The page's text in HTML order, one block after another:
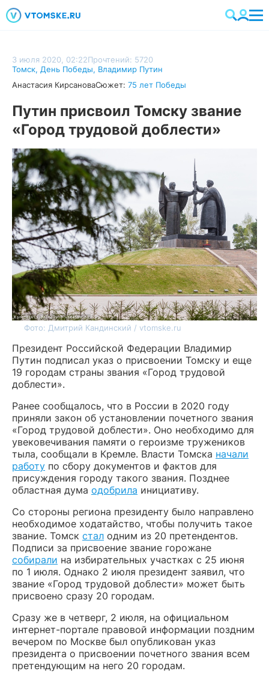
3 июля 2020, 02:22Прочтений: 5720
Томск, День Победы, Владимир Путин
Анастасия КирсановаСюжет: 75 лет Победы
Путин присвоил Томску звание
«Город трудовой доблести»
Фото: Дмитрий Кандинский / vtomske.ru
Президент Российской Федерации Владимир
Путин подписал указ о присвоении Томску и еще
19 городам страны звания «Город трудовой
доблести».
Ранее сообщалось, что в России в 2020 году
приняли закон об установлении почетного звания
«Город трудовой доблести». Оно необходимо для
увековечивания памяти о героизме тружеников
тыла, сообщали в Кремле. Власти Томска начали
работу по сбору документов и фактов для
присуждения городу такого звания. Позднее
областная дума одобрила инициативу.
Со стороны региона президенту было направлено
необходимое ходатайство, чтобы получить такое
звание. Томск стал одним из 20 претендентов.
Подписи за присвоение звание горожане
собирали на избирательных участках с 25 июня
по 1 июля. Однако 2 июля президент заявил, что
звание «Город трудовой доблести» может быть
присвоено сразу 20 городам.
Сразу же в четверг, 2 июля, на официальном
интернет-портале правовой информации поздним
вечером по Москве был опубликован указ
президента о присвоении почетного звания всем
претендующим на него 20 городам.